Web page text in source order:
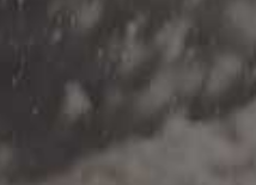
DISTRIBUTEUR DE